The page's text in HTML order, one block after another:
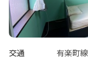
交通
有楽町